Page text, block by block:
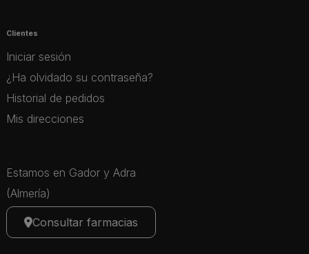
Clientes
Iniciar sesión
¿Ha olvidado su contraseña?
Historial de pedidos
Mis direcciones
Estamos en Gador y Adra
(Almería)
Consultar farmacias